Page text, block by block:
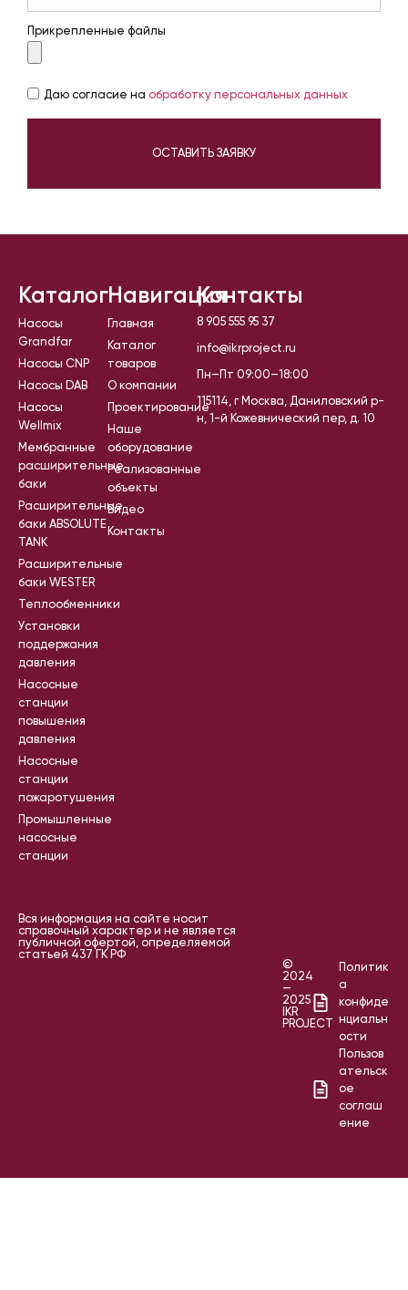
Прикрепленные файлы
Даю согласие на обработку персональных данных
ОСТАВИТЬ ЗАЯВКУ
Каталог
Насосы
Grandfar
Насосы CNP
Насосы DAB
Насосы
Wellmix
Мембранные
расширительные
баки
Расширительные
баки ABSOLUTE
TANK
Расширительные
баки WESTER
Теплообменники
Установки
поддержания
давления
Насосные
станции
повышения
давления
Насосные
станции
пожаротушения
Промышленные
насосные
станции
Навигация
Главная
Каталог
товаров
О компании
Проектирование
Наше
оборудование
Реализованные
объекты
Видео
Контакты
Контакты
8 905 555 95 37
info@ikrproject.ru
Пн–Пт 09:00–18:00
115114, г Москва, Даниловский р-
н, 1-й Кожевнический пер, д. 10
Вся информация на сайте носит
справочный характер и не является
публичной офертой, определяемой
статьей 437 ГК РФ
©
2024
—
2025
IKR
PROJECT
Политик
а
конфиде
нциальн
ости
Пользов
ательск
ое
соглаш
ение